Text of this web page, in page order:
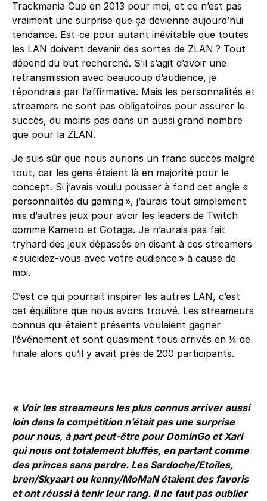
Trackmania Cup en 2013 pour moi, et ce n’est pas
vraiment une surprise que ça devienne aujourd’hui
tendance. Est-ce pour autant inévitable que toutes
les LAN doivent devenir des sortes de ZLAN ? Tout
dépend du but recherché. S’il s’agit d’avoir une
retransmission avec beaucoup d’audience, je
répondrais par l’affirmative. Mais les personnalités et
streamers ne sont pas obligatoires pour assurer le
succès, du moins pas dans un aussi grand nombre
que pour la ZLAN.
Je suis sûr que nous aurions un franc succès malgré
tout, car les gens étaient là en majorité pour le
concept. Si j’avais voulu pousser à fond cet angle «
personnalités du gaming », j’aurais tout simplement
mis d’autres jeux pour avoir les leaders de Twitch
comme Kameto et Gotaga. Je n’aurais pas fait
tryhard des jeux dépassés en disant à ces streamers
« suicidez-vous avec votre audience » à cause de
moi.
C’est ce qui pourrait inspirer les autres LAN, c’est
cet équilibre que nous avons trouvé. Les streameurs
connus qui étaient présents voulaient gagner
l’événement et sont quasiment tous arrivés en ¼ de
finale alors qu’il y avait près de 200 participants.
« Voir les streameurs les plus connus arriver aussi
loin dans la compétition n’était pas une surprise
pour nous, à part peut-être pour DominGo et Xari
qui nous ont totalement bluffés, en partant comme
des princes sans perdre. Les Sardoche/Etoiles,
bren/Skyaart ou kenny/MoMaN étaient des favoris
et ont réussi à tenir leur rang. Il ne faut pas oublier